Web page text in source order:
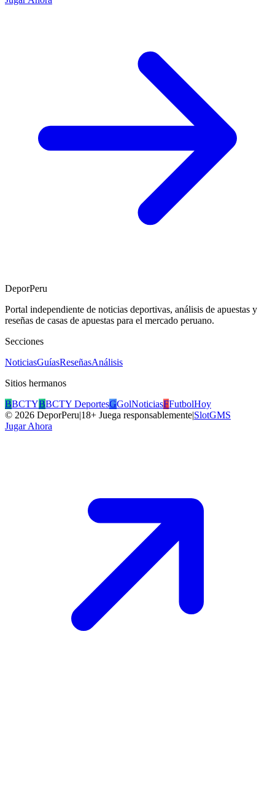
DeporPeru
Portal independiente de noticias deportivas, análisis de apuestas y
reseñas de casas de apuestas para el mercado peruano.
Secciones
NoticiasGuíasReseñasAnálisis
Sitios hermanos
BBCTYBBCTY DeportesGGolNoticiasFFutbolHoy
© 2026 DeporPeru|18+ Juega responsablemente|SlotGMS
Jugar Ahora